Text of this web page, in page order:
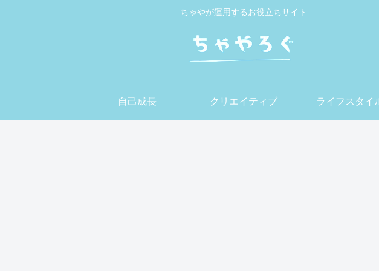
ちゃやが運用するお役立ちサイト
自己成長 クリエイティブ ライフスタイ